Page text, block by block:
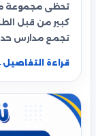
تحظى مجموعة
كبير من قبل
تجمع مدارس
قراءة التفاصيل